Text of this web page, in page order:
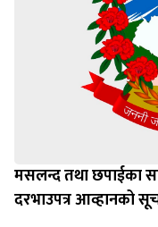
मसलन्द तथा छपाईका
दरभाउपत्र आव्हानको